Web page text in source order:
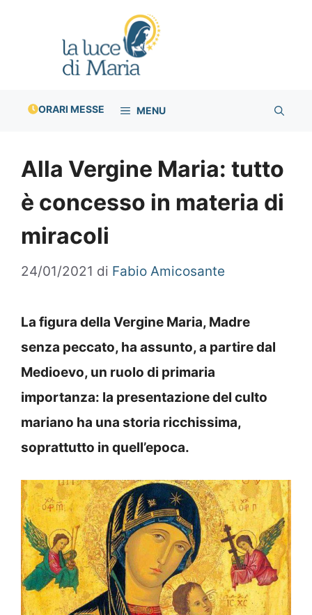
ORARI MESSE MENU
Alla Vergine Maria: tutto
è concesso in materia di
miracoli
24/01/2021 di Fabio Amicosante
La figura della Vergine Maria, Madre
senza peccato, ha assunto, a partire dal
Medioevo, un ruolo di primaria
importanza: la presentazione del culto
mariano ha una storia ricchissima,
soprattutto in quell’epoca.